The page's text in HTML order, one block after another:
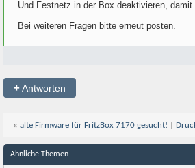
Und Festnetz in der Box deaktivieren,
Bei weiteren Fragen bitte erneut posten.
+Antworten
« alte Firmware für FritzBox 7170 gesucht!
Ähnliche Themen